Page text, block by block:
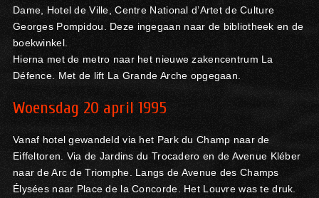
Dame, Hotel de Ville, Centre National d’Artet de Culture
Georges Pompidou. Deze ingegaan naar de bibliotheek en de
boekwinkel.
Hierna met de metro naar het nieuwe zakencentrum La
Défence. Met de lift La Grande Arche opgegaan.
Woensdag 20 april 1995
Vanaf hotel gewandeld via het Park du Champ naar de
Eiffeltoren. Via de Jardins du Trocadero en de Avenue Kléber
naar de Arc de Triomphe. Langs de Avenue des Champs
Élysées naar Place de la Concorde. Het Louvre was te druk.